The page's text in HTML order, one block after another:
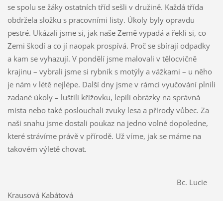
se spolu se žáky ostatních tříd sešli v družině. Každá třída
obdržela složku s pracovními listy. Úkoly byly opravdu
pestré. Ukázali jsme si, jak naše Země vypadá a řekli si, co
Zemi škodí a co jí naopak prospívá. Proč se sbírají odpadky
a kam se vyhazují. V pondělí jsme malovali v tělocvičně
krajinu – vybrali jsme si rybník s motýly a vážkami – u něho
je nám v létě nejlépe. Další dny jsme v rámci vyučování plnili
zadané úkoly – luštili křížovku, lepili obrázky na správná
místa nebo také poslouchali zvuky lesa a přírody vůbec. Za
naši snahu jsme dostali poukaz na jedno volné dopoledne,
které strávíme právě v přírodě. Už víme, jak se máme na
takovém výletě chovat.
Bc. Lucie
Krausová Kabátová